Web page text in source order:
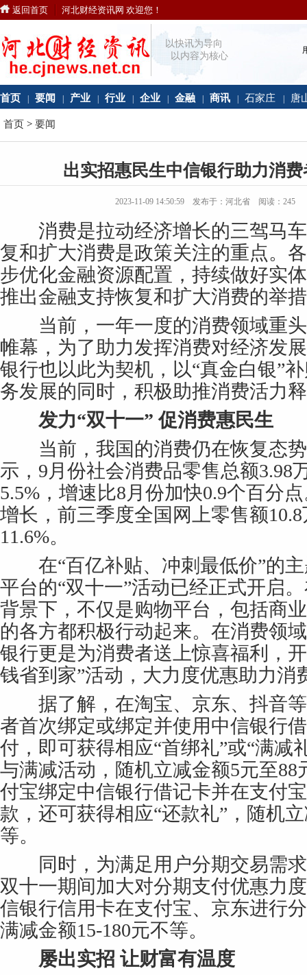
返回首页 河北财经资讯网 欢迎您！
以快讯为导向
以内容为核心
首页 要闻 产业 行业 企业 金融 商讯 石家庄 唐
首页 > 要闻
出实招惠民生中信银行助力消
2023-11-09 14:50:59 发布于：河北省 阅读：245
消费是拉动经济增长的三驾马车
复和扩大消费是政策关注的重点。
步优化金融资源配置，持续做好实
推出金融支持恢复和扩大消费的举
当前，一年一度的消费领域重头
帷幕，为了助力发挥消费对经济发
银行也以此为契机，以“真金白银”
务发展的同时，积极助推消费活力
发力“双十一” 促消费惠民生
当前，我国的消费仍在恢复态势
示，9月份社会消费品零售总额3.98
5.5%，增速比8月份加快0.9个百分
增长，前三季度全国网上零售额
11.6%。
在“百亿补贴、冲刺最低价”的主
平台的“双十一”活动已经正式开启
背景下，不仅是购物平台，包括商
的各方都积极行动起来。在消费领
银行更是为消费者送上惊喜福利，
钱省到家”活动，大力度优惠助力消
据了解，在淘宝、京东、抖音等
者首次绑定或绑定并使用中信银行
付，即可获得相应“首绑礼”或“满减
与满减活动，随机立减金额5元至88
付宝绑定中信银行借记卡并在支付
款，还可获得相应“还款礼”，随机
等。
同时，为满足用户分期交易需求
双十一期间加大对分期支付优惠力
信银行信用卡在支付宝、京东进行
满减金额15-180元不等。
屡出实招 让财富有温度